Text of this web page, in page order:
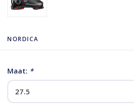
NORDICA
Maat: *